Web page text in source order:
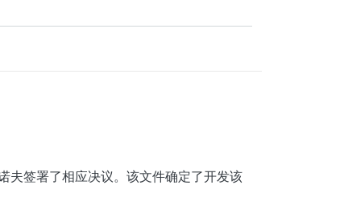
夫签署了相应决议。该文件确定了开发该